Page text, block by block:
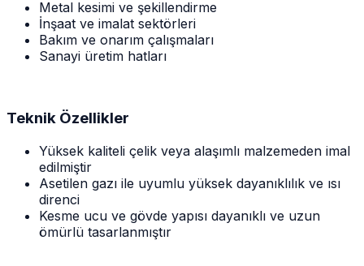
Metal kesimi ve şekillendirme
İnşaat ve imalat sektörleri
Bakım ve onarım çalışmaları
Sanayi üretim hatları
Teknik Özellikler
Yüksek kaliteli çelik veya alaşımlı malzemeden imal
edilmiştir
Asetilen gazı ile uyumlu yüksek dayanıklılık ve ısı
direnci
Kesme ucu ve gövde yapısı dayanıklı ve uzun
ömürlü tasarlanmıştır